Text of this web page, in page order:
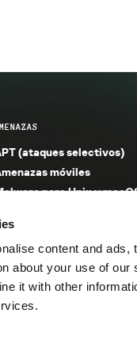
content and
about your use of
it with other
(ataques selectivos)
móviles
para Unix y
seguro (IoT)
financieras
industriales
y phishing